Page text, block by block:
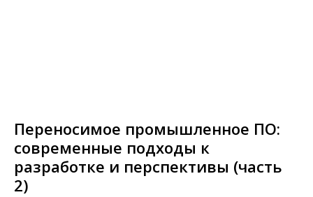
Переносимое промышленное ПО:
современные подходы к
разработке и перспективы (часть
2)